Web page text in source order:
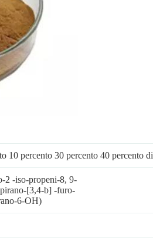
10 percento 30 percento 40 percento di
2 -iso-propeni-8, 9-
[3,4-b] -furo-
6-OH)